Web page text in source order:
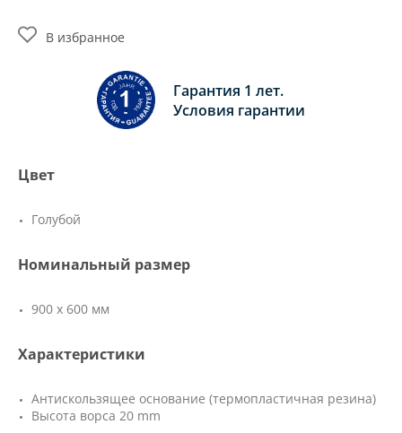
Гарантия 1 лет.
Условия гарантии
В избранное
Цвет
Голубой
Номинальный размер
900 х 600 мм
Характеристики
Антискользящее основание (термопластичная резина)
Высота ворса 20 mm